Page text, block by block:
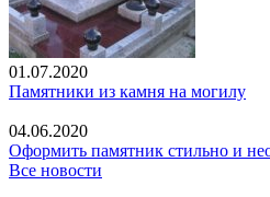
01.07.2020
Памятники из камня на могилу
04.06.2020
Оформить памятник стильно и
Все новости